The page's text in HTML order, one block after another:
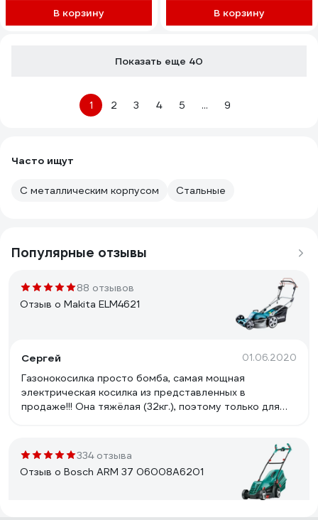
В корзину
аккумулятора 14621-
В корзину
Показать еще 40
1 2 3 4 5 ... 9
Часто ищут
С металлическим корпусом Стальные
Популярные отзывы
88 отзывов
Отзыв о Makita ELM4621
Сергей 01.06.2020
Газонокосилка просто бомба, самая мощная
электрическая косилка из представленных в
продаже!!! Она тяжёлая (32кг.), поэтому только для
в лёгкую, естественно без заднего мешка, с такой
большой травой заполняется за минуту!!!
334 отзыва
Отзыв о Bosch ARM 37 06008A6201